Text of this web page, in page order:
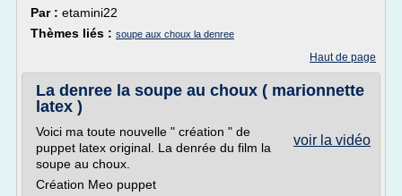
Par : etamini22
Thèmes liés : soupe aux choux la denree
Haut de page
La denree la soupe au choux ( marionnette
latex )
voir la vidéo
Voici ma toute nouvelle " création " de
puppet latex original. La denrée du film la
soupe au choux.
Création Meo puppet